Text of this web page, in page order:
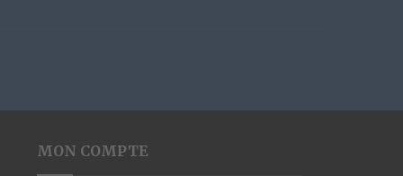
MON COMPTE